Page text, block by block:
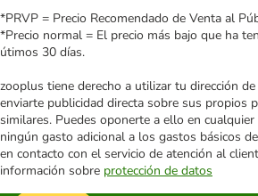
*PRVP = Precio Recomendado de Venta al
*Precio normal = El precio más bajo que ha
útimos 30 días.
zooplus tiene derecho a utilizar tu dirección
enviarte publicidad directa sobre sus propios
similares. Puedes oponerte a ello en
ningún gasto adicional a los gastos básicos
en contacto con el servicio de atención al
información sobre protección de datos